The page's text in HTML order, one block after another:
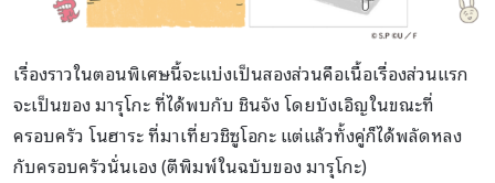
เรื่องราวในตอนพิเศษนี้จะแบ่งเป็นสองส่วนคือเนื้อเรื่องส่วนแรก
จะเป็นของ มารุโกะ ที่ได้พบกับ ชินจัง โดยบังเอิญในขณะที่
ครอบครัว โนฮาระ ที่มาเที่ยวชิซูโอกะ แต่แล้วทั้งคู่ก็ได้พลัดหลง
กับครอบครัวนั่นเอง (ตีพิมพ์ในฉบับของ มารุโกะ)